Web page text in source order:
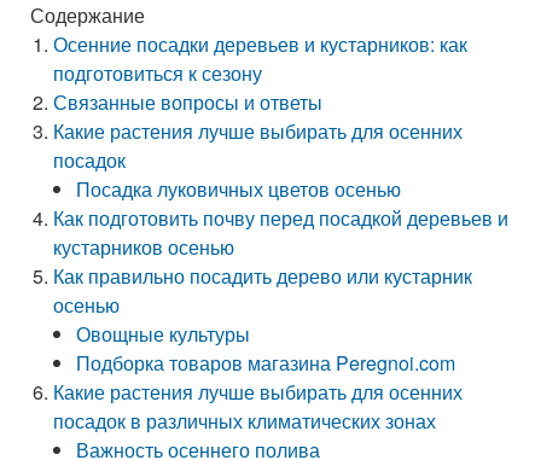
Содержание
Осенние посадки деревьев и кустарников: как
подготовиться к сезону
Связанные вопросы и ответы
Какие растения лучше выбирать для осенних
посадок
Посадка луковичных цветов осенью
Как подготовить почву перед посадкой деревьев и
кустарников осенью
Как правильно посадить дерево или кустарник
осенью
Овощные культуры
Подборка товаров магазина Peregnoi.com
Какие растения лучше выбирать для осенних
посадок в различных климатических зонах
Важность осеннего полива